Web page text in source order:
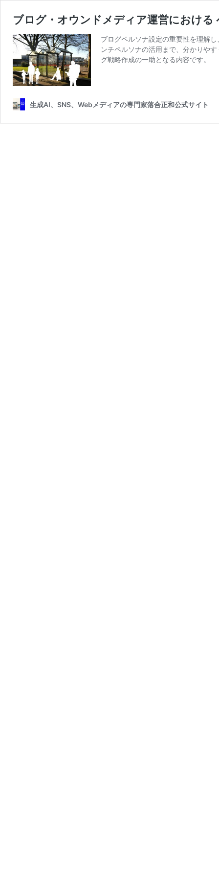
ブログ・オウンドメディア運営における
ブログペルソナ設定の重要性を理解
ンチペルソナの活用まで、分かりや
グ戦略作成の一助となる内容です。
生成AI、SNS、Webメディアの専門家落合正和公式サイト